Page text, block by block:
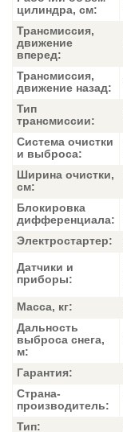
цилиндра, см:
Трансмиссия,
движение
вперед:
Трансмиссия,
движение назад:
Тип
трансмиссии:
Система очистки
и выброса:
Ширина очистки,
см:
Блокировка
дифференциала:
Электростартер:
Датчики и
приборы:
Масса, кг:
Дальность
выброса снега,
м:
Гарантия:
Страна-
производитель:
Тип: